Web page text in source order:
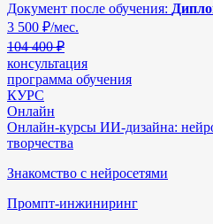
Документ после обучения:
3 500 ₽/мес.
104 400 ₽
консультация
программа обучения
КУРС
Онлайн
Онлайн-курсы ИИ-дизайна:
творчества
Знакомство с нейросетями
Промпт-инжиниринг